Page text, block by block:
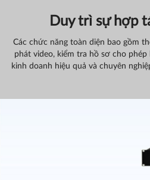
Duy trì sự hợp
Các chức năng toàn diện bao gồm
phát video, kiểm tra hồ sơ cho
kinh doanh hiệu quả và chuyên